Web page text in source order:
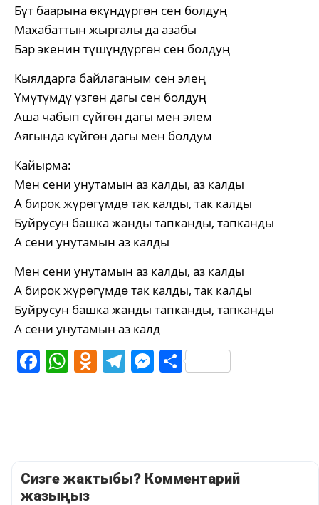
Бүт баарына өкүндүргөн сен болдуң
Махабаттын жыргалы да азабы
Бар экенин түшүндүргөн сен болдуң
Кыялдарга байлаганым сен элең
Үмүтүмдү үзгөн дагы сен болдуң
Аша чабып сүйгөн дагы мен элем
Аягында күйгөн дагы мен болдум
Кайырма:
Мен сени унутамын аз калды, аз калды
А бирок жүрөгүмдө так калды, так калды
Буйрусун башка жанды тапканды, тапканды
А сени унутамын аз калды
Мен сени унутамын аз калды, аз калды
А бирок жүрөгүмдө так калды, так калды
Буйрусун башка жанды тапканды, тапканды
А сени унутамын аз калд
Facebook
WhatsApp
Odnoklassniki
Telegram
Messenger
Share
Сизге жактыбы? Комментарий
жазыңыз